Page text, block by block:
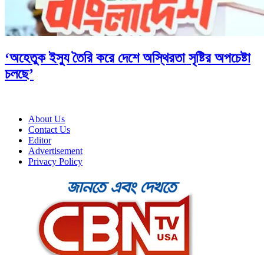
‘অহেতুক ইস্যু তৈরি করে দেশে অস্থিরতা সৃষ্টির অপচেষ্টা
চলছে’
About Us
Contact Us
Editor
Advertisement
Privacy Policy